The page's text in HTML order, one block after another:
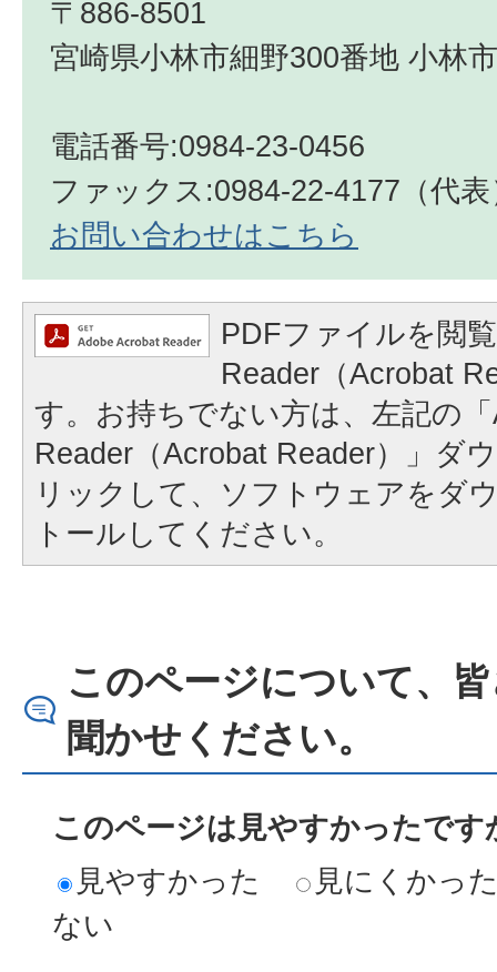
〒886-8501
宮崎県小林市細野300番地 小林
電話番号:0984-23-0456
ファックス:0984-22-4177（代表
お問い合わせはこちら
PDFファイルを閲
Reader（Acrobat
す。お持ちでない方は、左記の
Reader（Acrobat Reader）」ダ
リックして、ソフトウェアをダ
トールしてください。
このページについて、
聞かせください。
このページは見やすかったです
見やすかった
見にくかっ
ない